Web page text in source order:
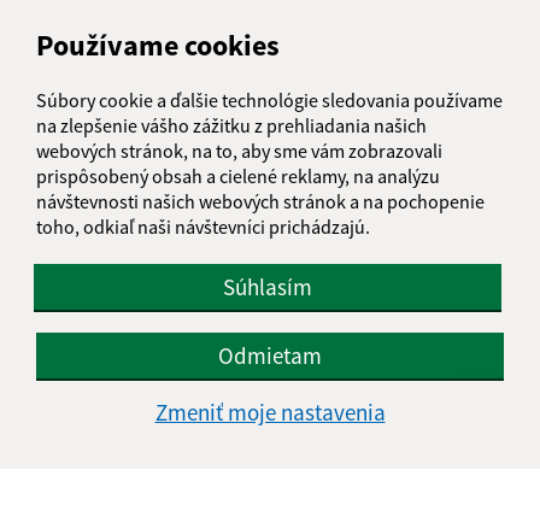
Používame cookies
Súbory cookie a ďalšie technológie sledovania používame
na zlepšenie vášho zážitku z prehliadania našich
webových stránok, na to, aby sme vám zobrazovali
prispôsobený obsah a cielené reklamy, na analýzu
návštevnosti našich webových stránok a na pochopenie
toho, odkiaľ naši návštevníci prichádzajú.
Súhlasím
Odmietam
Zmeniť moje nastavenia
info@obeczubne.sk
+421 948 766 708
IČO: 00323861